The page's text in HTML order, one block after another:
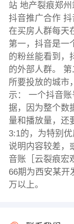
站 地产裂痕郑
抖音推广合作
在买房人群每天
第一，抖音是一
的粉丝能看到，
的外部人群。
所要投放的城市
示： 一个抖音
据，因为整个数
量和播放量，还
3:1的，为特别
说明内容较差，
音账［云裂痕宏
66期为西安某开
万以上。